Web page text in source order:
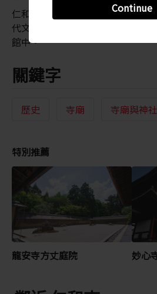
Continue
仁和寺靈寶館收藏了許多文化財
代文獻。寺廟建立時的主要佛像
館中。
關鍵字
歷史 寺廟 寺廟與神社
特別推薦
龍安寺方丈庭院 妙心